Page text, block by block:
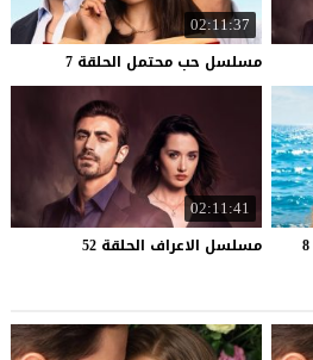
02:11:37
مسلسل حب محتمل الحلقة 7
8
02:11:41
مسلسل الاعراف الحلقة 52